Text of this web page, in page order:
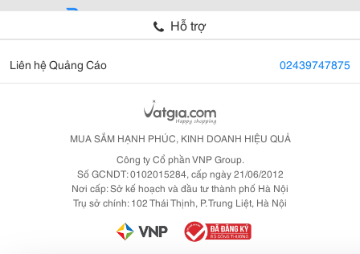
Hỗ trợ
Liên hệ Quảng Cáo 02439747875
MUA SẮM HẠNH PHÚC, KINH DOANH HIỆU QUẢ
Công ty Cổ phần VNP Group.
Số GCNDT: 0102015284, cấp ngày 21/06/2012
Nơi cấp: Sở kế hoạch và đầu tư thành phố Hà Nội
Trụ sở chính: 102 Thái Thịnh, P. Trung Liệt, Hà Nội